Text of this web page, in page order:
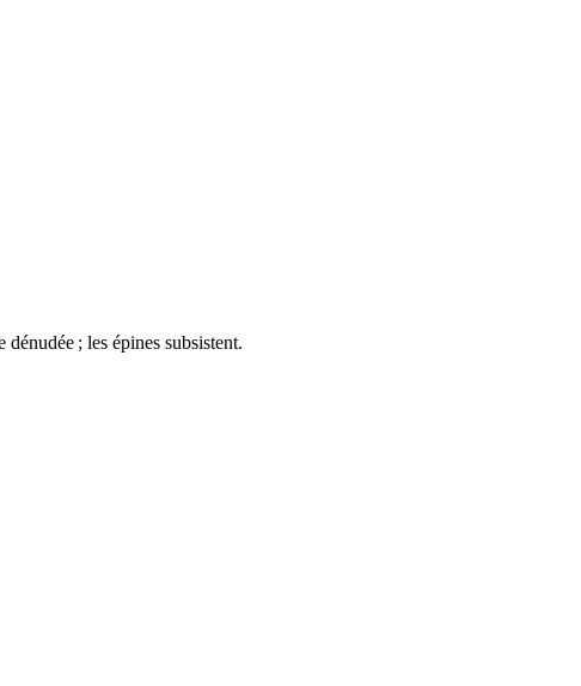
; les épines subsistent.